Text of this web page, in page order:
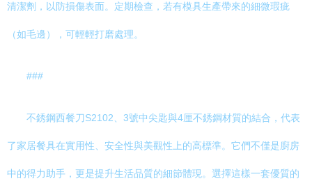
清潔劑，以防損傷表面。定期檢查，若有模具生產帶來的細微瑕疵
（如毛邊），可輕輕打磨處理。
###
不銹鋼西餐刀S2102、3號中尖匙與4厘不銹鋼材質的結合，代表
了家居餐具在實用性、安全性與美觀性上的高標準。它們不僅是廚房
中的得力助手，更是提升生活品質的細節體現。選擇這樣一套優質的